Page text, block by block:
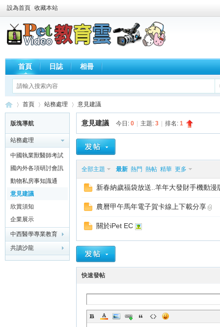
設為首頁 收藏本站
首頁 日誌 相冊
歡 »
首頁
›
站務處理
›
意見建議
版塊導航
站務處理
中國執業獸醫師考試
黃埔軍校通關全在線
國內外各項研討會訊
息報報
動物私房事知識通
意見建議
欣賞須知
企業展示
中西醫學專業教育
雲鎖碼視頻
共讀沙龍
意見建議 今日: 0 主題: 3 排名: 1
全部主題 最新 熱門 熱帖 精華 更多
新春納歲福袋放送..羊年大發財手機動漫
農曆甲午馬年電子賀卡線上下載分享
關於iPet EC
快速發帖